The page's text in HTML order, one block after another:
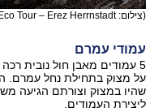
(צילום: Desert Eco Tour – Erez Herrnstadt)
עמודי עמרם
על מצוק בתחילת נחל עמרם.
שהיו במצוק וצורתם הגיעה
ליצירת העמודים.